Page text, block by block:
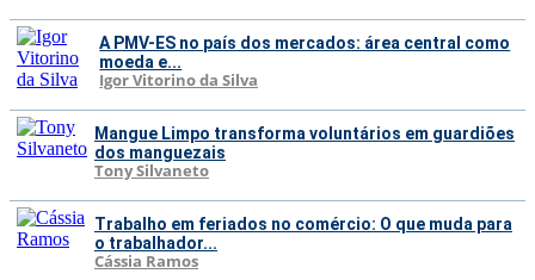
A PMV-ES no país dos mercados: área central como
moeda e...
Igor Vitorino da Silva
Mangue Limpo transforma voluntários em guardiões
dos manguezais
Tony Silvaneto
Trabalho em feriados no comércio: O que muda para
o trabalhador...
Cássia Ramos